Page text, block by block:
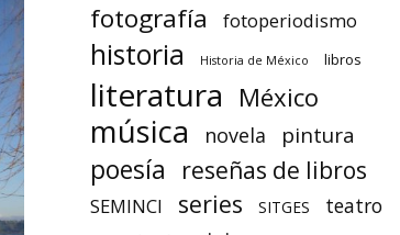
fotografía fotoperiodismo
historia Historia de México libros
literatura México
música novela pintura
poesía reseñas de libros
SEMINCI series SITGES teatro